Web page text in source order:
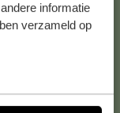
informatie
verzameld op